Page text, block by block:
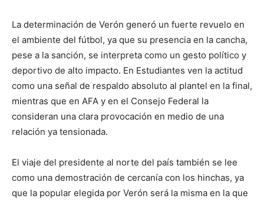
La determinación de Verón generó un fuerte revuelo en
el ambiente del fútbol, ya que su presencia en la cancha,
pese a la sanción, se interpreta como un gesto político y
deportivo de alto impacto. En Estudiantes ven la actitud
como una señal de respaldo absoluto al plantel en la final,
mientras que en AFA y en el Consejo Federal la
consideran una clara provocación en medio de una
relación ya tensionada.
El viaje del presidente al norte del país también se lee
como una demostración de cercanía con los hinchas, ya
que la popular elegida por Verón será la misma en la que